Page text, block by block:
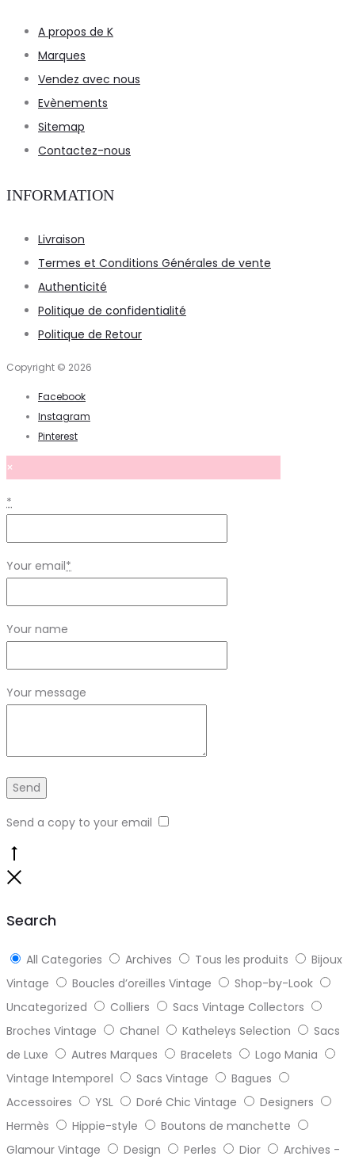
A propos de K
Marques
Vendez avec nous
Evènements
Sitemap
Contactez-nous
INFORMATION
Livraison
Termes et Conditions Générales de vente
Authenticité
Politique de confidentialité
Politique de Retour
Copyright © 2026
Facebook
Instagram
Pinterest
×
*
Your email*
Your name
Your message
Send a copy to your email
Search
All Categories Archives Tous les produits
Bijoux
Vintage
Boucles d’oreilles Vintage
Shop-by-Look
Uncategorized
Colliers
Sacs Vintage Collectors
Broches Vintage
Chanel Katheleys Selection
Sacs
de Luxe
Autres Marques Bracelets
Logo Mania
Vintage Intemporel
Sacs Vintage
Bagues
Accessoires
YSL Doré Chic Vintage
Designers
Hermès
Hippie-style
Boutons de manchette
Glamour Vintage
Design Perles Dior
Archives -